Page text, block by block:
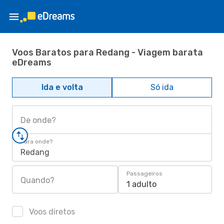
Voos Baratos para Redang - Viagem barata
eDreams
Ida e volta Só ida
De onde?
Para onde?
Redang
Quando?
Passageiros
1 adulto
Voos diretos